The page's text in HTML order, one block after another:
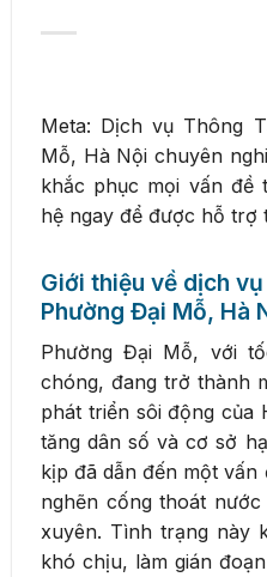
Meta: Dịch vụ Thông
Mỗ, Hà Nội chuyên
khắc phục mọi vấn đề
hệ ngay để được hỗ trợ
Giới thiệu về dịch
Phường Đại Mỗ, Hà
Phường Đại Mỗ, với
chóng, đang trở thành
phát triển sôi động của
tăng dân số và cơ sở
kịp đã dẫn đến một vấn
nghẽn cống thoát
xuyên. Tình trạng này
khó chịu, làm gián